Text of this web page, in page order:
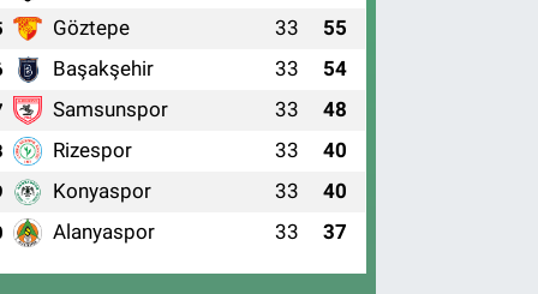
Göztepe 33 55
Başakşehir 33 54
Samsunspor 33 48
Rizespor 33 40
Konyaspor 33 40
Alanyaspor 33 37